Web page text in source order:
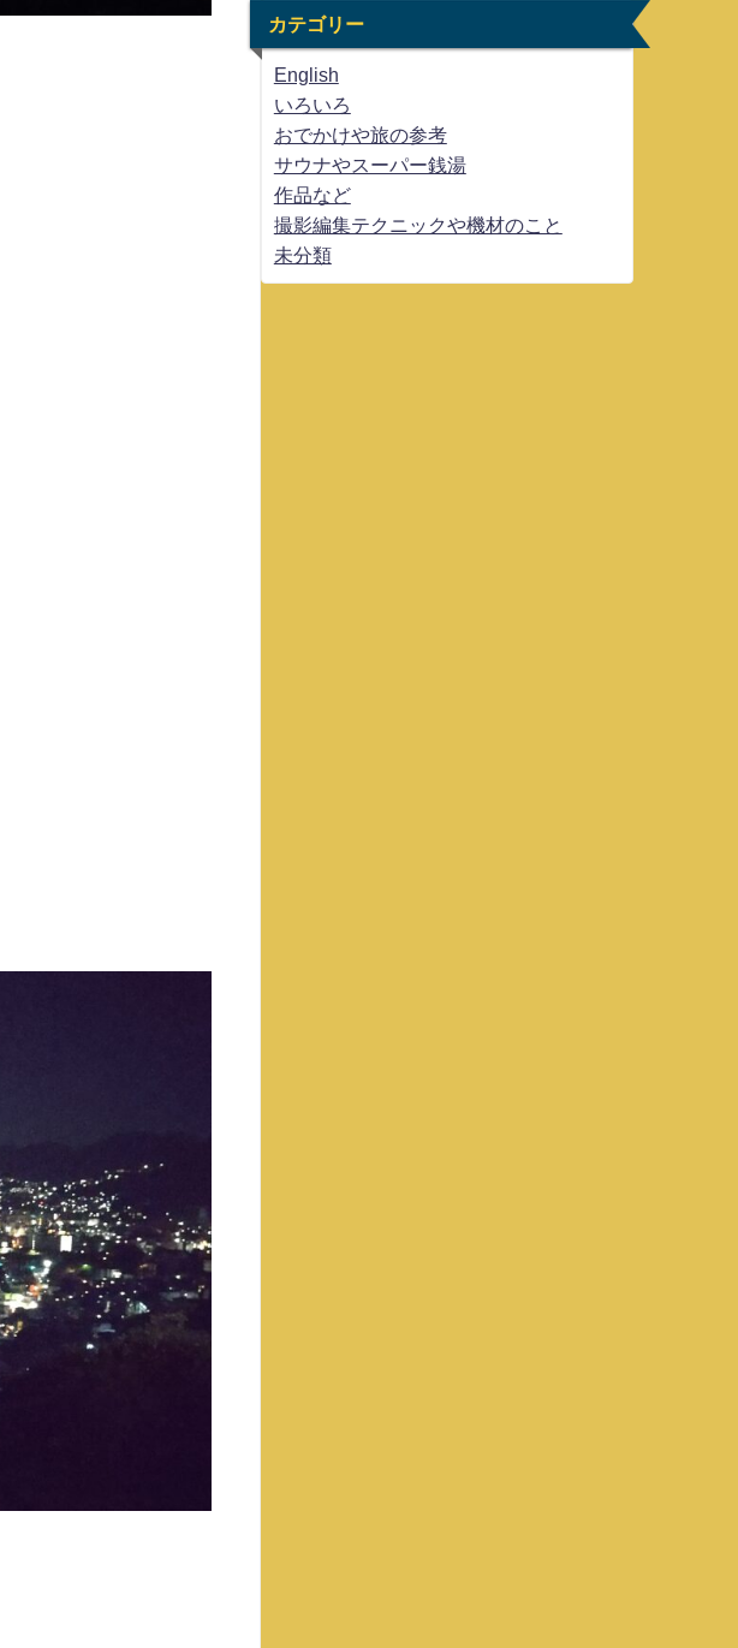
カテゴリー
English
いろいろ
おでかけや旅の参考
サウナやスーパー銭湯
作品など
撮影編集テクニックや機材のこと
未分類